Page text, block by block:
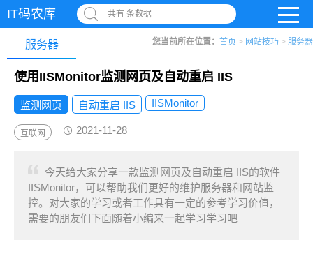
IT码农库 共有 条数据
您当前所在位置： 首页 > 网站技巧 > 服务器
服务器
使用IISMonitor监测网页及自动重启 IIS
监测网页 自动重启 IIS IISMonitor
互联网 2021-11-28
今天给大家分享一款监测网页及自动重启 IIS的软件
IISMonitor，可以帮助我们更好的维护服务器和网站监
控。对大家的学习或者工作具有一定的参考学习价值，
需要的朋友们下面随着小编来一起学习学习吧